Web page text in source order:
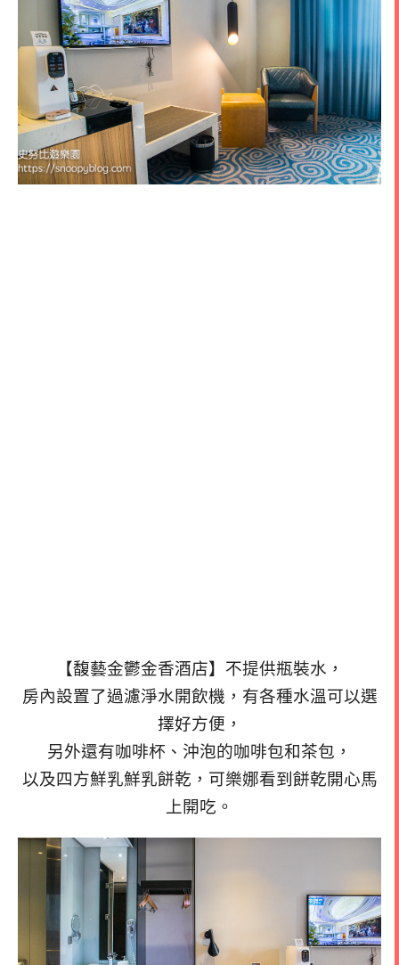
【馥藝金鬱金香酒店】不提供瓶裝水，
房內設置了過濾淨水開飲機，有各種水溫可以選
擇好方便，
另外還有咖啡杯、沖泡的咖啡包和茶包，
以及四方鮮乳鮮乳餅乾，可樂娜看到餅乾開心馬
上開吃。